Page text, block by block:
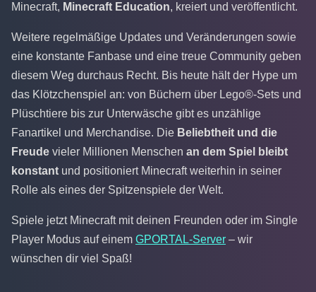
Minecraft, Minecraft Education, kreiert und veröffentlicht.
Weitere regelmäßige Updates und Veränderungen sowie
eine konstante Fanbase und eine treue Community geben
diesem Weg durchaus Recht. Bis heute hält der Hype um
das Klötzchenspiel an: von Büchern über Lego®-Sets und
Plüschtiere bis zur Unterwäsche gibt es unzählige
Fanartikel und Merchandise. Die Beliebtheit und die
Freude vieler Millionen Menschen an dem Spiel bleibt
konstant und positioniert Minecraft weiterhin in seiner
Rolle als eines der Spitzenspiele der Welt.
Spiele jetzt Minecraft mit deinen Freunden oder im Single
Player Modus auf einem GPORTAL-Server – wir
wünschen dir viel Spaß!